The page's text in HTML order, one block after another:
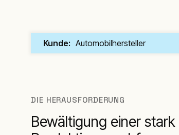
Kunde: Automobilhersteller
DIE HERAUSFORDERUNG
Bewältigung einer